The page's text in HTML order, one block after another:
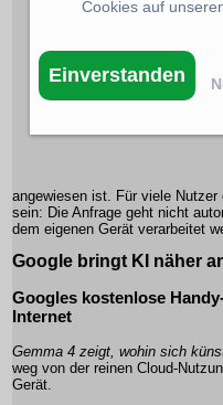
angewiesen ist. Für viele
sein: Die Anfrage geht nicht
dem eigenen Gerät verarbeitet
Google bringt KI näher
Googles kostenlose
Internet
Gemma 4 zeigt, wohin sich
weg von der reinen Cloud-
Gerät.
Cookies auf
Einverstanden